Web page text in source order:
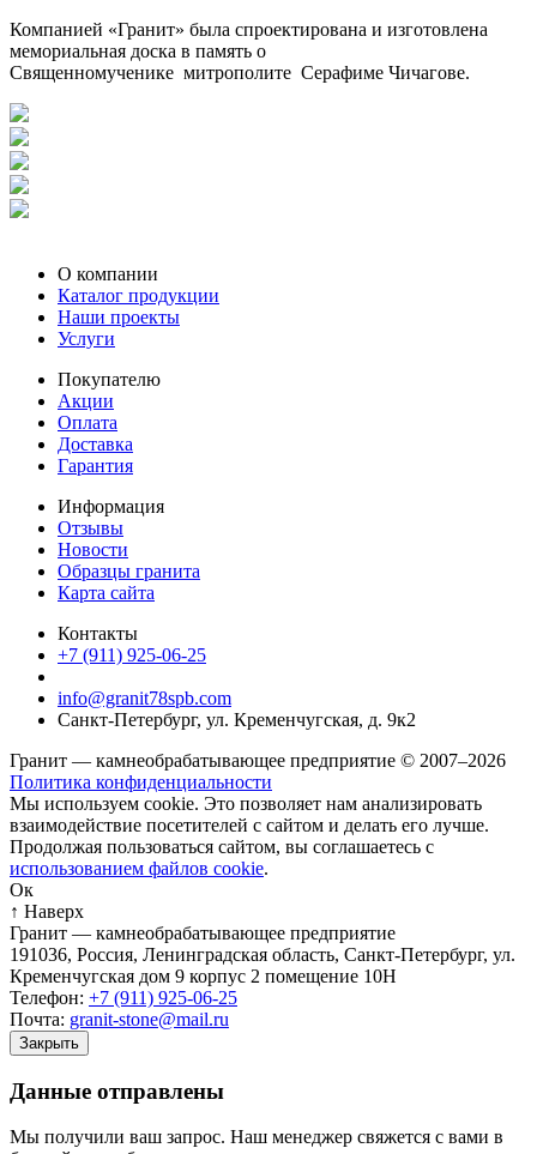
Компанией «Гранит» была спроектирована и изготовлена
мемориальная доска в память о
Священномученике митрополите Серафиме Чичагове.
О компании
Каталог продукции
Наши проекты
Услуги
Покупателю
Акции
Оплата
Доставка
Гарантия
Информация
Отзывы
Новости
Образцы гранита
Карта сайта
Контакты
+7 (911) 925-06-25
info@granit78spb.com
Санкт-Петербург, ул. Кременчугская, д. 9к2
Гранит — камнеобрабатывающее предприятие © 2007–2026
Политика конфиденциальности
Мы используем cookie. Это позволяет нам анализировать
взаимодействие посетителей с сайтом и делать его лучше.
Продолжая пользоваться сайтом, вы соглашаетесь с
использованием файлов cookie.
Ок
↑ Наверх
Гранит — камнеобрабатывающее предприятие
191036, Россия, Ленинградская область, Санкт-Петербург, ул.
Кременчугская дом 9 корпус 2 помещение 10Н
Телефон: +7 (911) 925-06-25
Почта: granit-stone@mail.ru
Закрыть
Данные отправлены
Мы получили ваш запрос. Наш менеджер свяжется с вами в